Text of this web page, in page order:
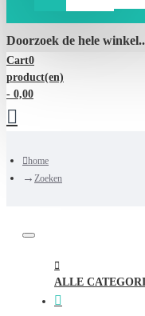
Doorzoek de hele
Cart0
product(en)
- 0,00
home
Zoeken
ALLE